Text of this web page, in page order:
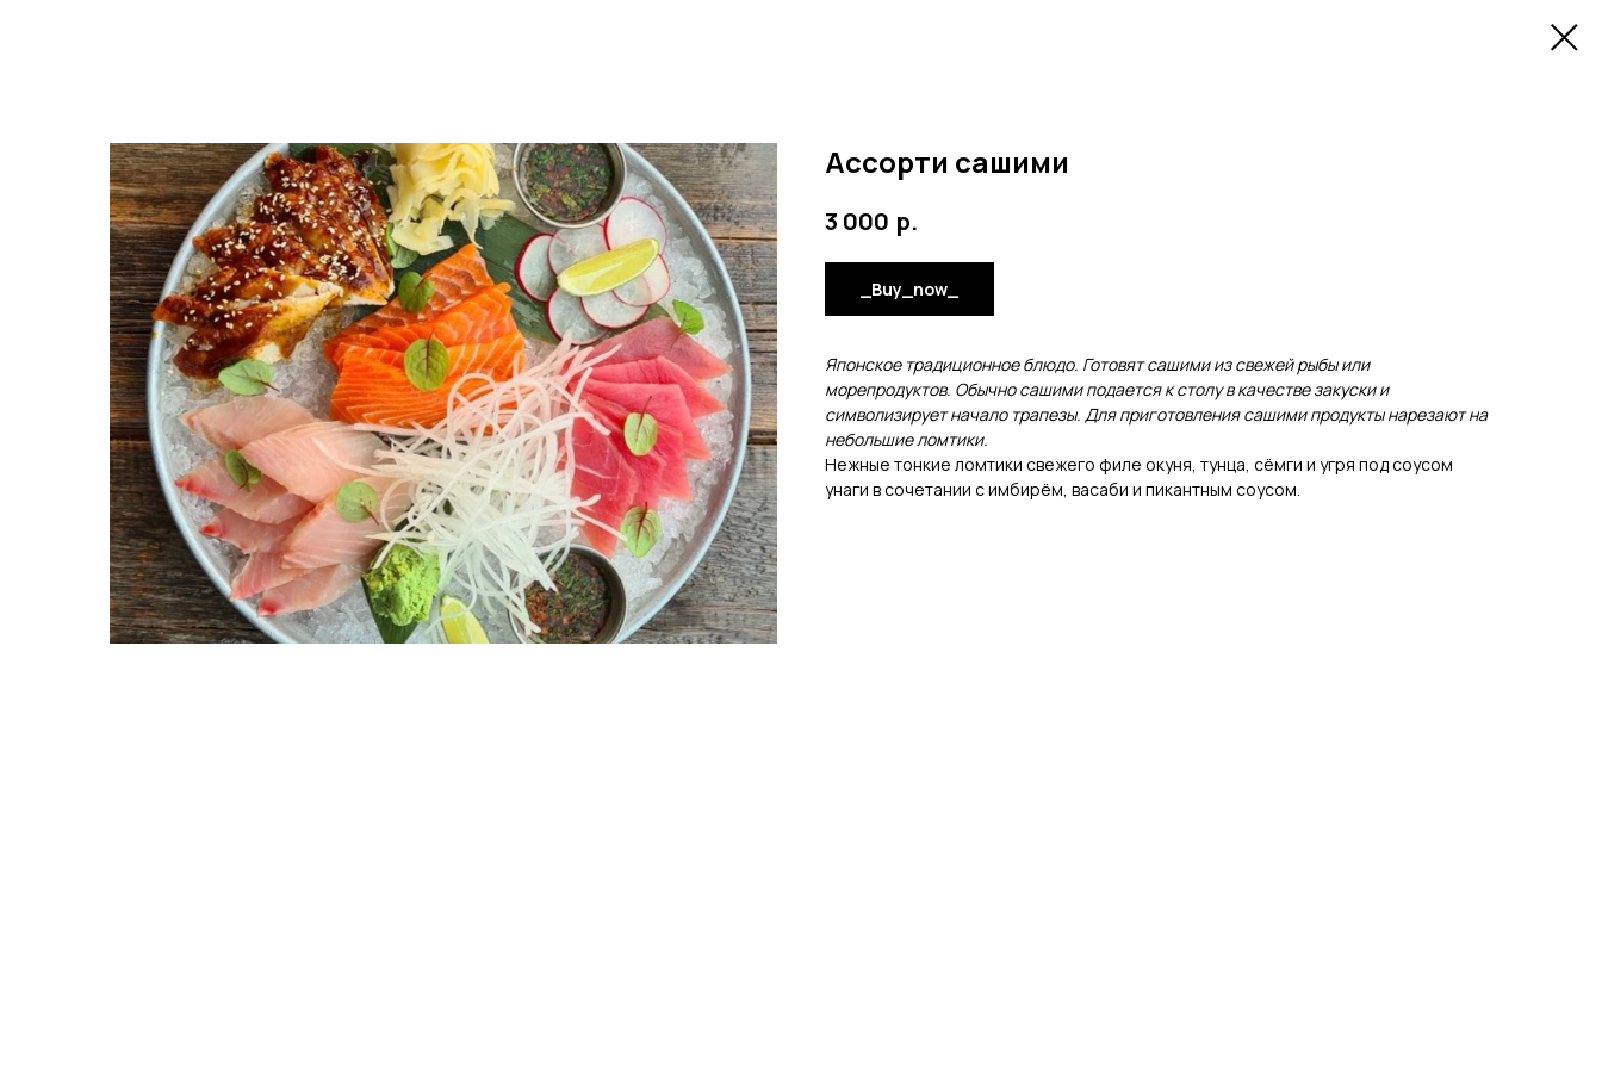
Ассорти сашими
3 000 р.
_Buy_now_
Японское традиционное блюдо. Готовят сашими из свежей рыбы или
морепродуктов. Обычно сашими подается к столу в качестве закуски и
символизирует начало трапезы. Для приготовления сашими продукты нарезают на
небольшие ломтики.
Нежные тонкие ломтики свежего филе окуня, тунца, сёмги и угря под соусом
унаги в сочетании с имбирём, васаби и пикантным соусом.